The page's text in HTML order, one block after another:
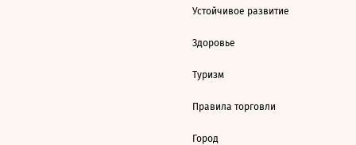
Устойчивое развитие
Здоровье
Туризм
Правила торговли
Город